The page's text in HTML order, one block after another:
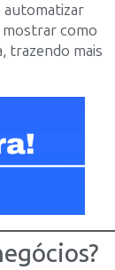
automatizar
mostrar como
trazendo mais